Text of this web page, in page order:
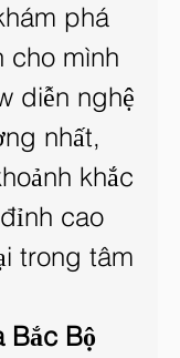
phá
cho mình
diễn nghệ
nhất,
khắc
cao
trong tâm
Bắc Bộ